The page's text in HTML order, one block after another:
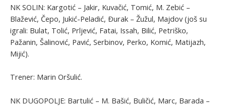
NK SOLIN: Kargotić – Jakir, Kuvačić, Tomić, M. Zebić –
Blažević, Čepo, Jukić-Peladić, Ðurak – Žužul, Majdov (još su
igrali: Bulat, Tolić, Prljević, Fatai, Issah, Bilić, Petriško,
Pažanin, Šalinović, Pavić, Serbinov, Perko, Komić, Matijazh,
Mijić).
Trener: Marin Oršulić.
NK DUGOPOLJE: Bartulić – M. Bašić, Buličić, Marc, Barada –